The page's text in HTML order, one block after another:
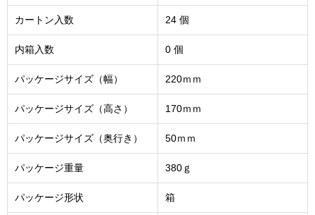
カートン入数 24 個
内箱入数 0 個
パッケージサイズ（幅） 220ｍｍ
パッケージサイズ（高さ） 170ｍｍ
パッケージサイズ（奥行き） 50ｍｍ
パッケージ重量 380ｇ
パッケージ形状 箱